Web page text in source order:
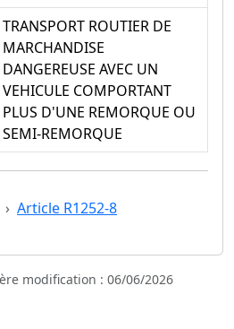
TRANSPORT ROUTIER DE
MARCHANDISE
DANGEREUSE AVEC UN
VEHICULE COMPORTANT
PLUS D'UNE REMORQUE OU
SEMI-REMORQUE
Article R1252-8
modification : 06/06/2026